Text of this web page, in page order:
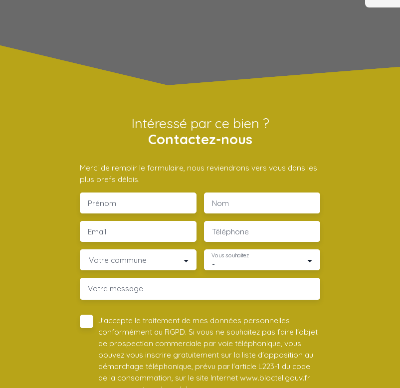
Intéressé par ce bien ?
Contactez-nous
Merci de remplir le formulaire, nous reviendrons vers vous dans les
plus brefs délais.
Prénom Nom
Email Téléphone
Votre commune -
Vous souhaitez
Votre message
J'accepte le traitement de mes données personnelles
conformément au RGPD. Si vous ne souhaitez pas faire l'objet
de prospection commerciale par voie téléphonique, vous
pouvez vous inscrire gratuitement sur la liste d'opposition au
démarchage téléphonique, prévu par l'article L223-1 du code
de la consommation, sur le site Internet www.bloctel.gouv.fr